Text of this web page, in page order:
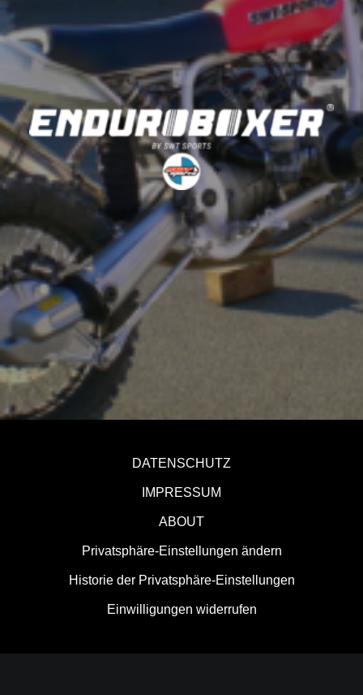
DATENSCHUTZ
IMPRESSUM
ABOUT
Privatsphäre-Einstellungen ändern
Historie der Privatsphäre-Einstellungen
Einwilligungen widerrufen